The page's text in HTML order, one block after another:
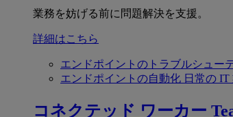
業務を妨げる前に問題解決を支援。
詳細はこちら
エンドポイントのトラブルシュー
エンドポイントの自動化 日常の
コネクテッド ワーカー